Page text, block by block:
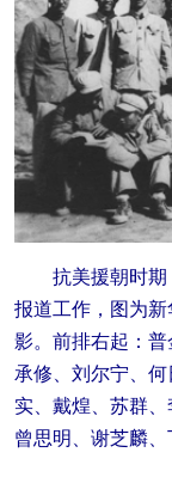
抗美援朝时期，
报道工作，图为
影。前排右起：
承修、刘尔宁、
实、戴煌、苏群、
曾思明、谢芝麟、